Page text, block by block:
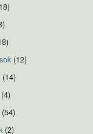
(12)
(14)
(4)
(54)
(2)